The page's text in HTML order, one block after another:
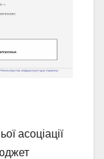
асоціації